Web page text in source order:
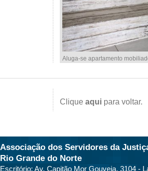
Aluga-se apartamento
Clique aqui para voltar.
Associação dos Servidores da
Rio Grande do Norte
Escritório: Av. Capitão Mor Gouveia, 3104 -